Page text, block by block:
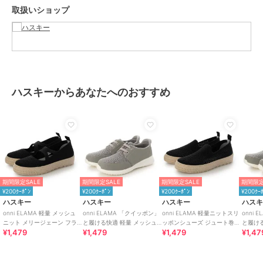
取扱いショップ
ハスキーからあなたへのおすすめ
期間限定SALE
¥200ｸｰﾎﾟﾝ
ハスキー
onni ELAMA 軽量 メッシュ
ニット メリージェーン フラ
ットシューズ
¥1,479
期間限定SALE
¥200ｸｰﾎﾟﾝ
ハスキー
onni ELAMA 「クイッポン」
と履ける快適 軽量 メッシュ
レースアップカジュアルスニ
¥1,479
期間限定SALE
¥200ｸｰﾎﾟﾝ
ハスキー
onni ELAMA 軽量ニットスリ
ッポンシューズ ジュート巻き
風 エスパドリーユ
¥1,479
期間限
¥200ｸｰ
ハス
onni
と履け
カジュ